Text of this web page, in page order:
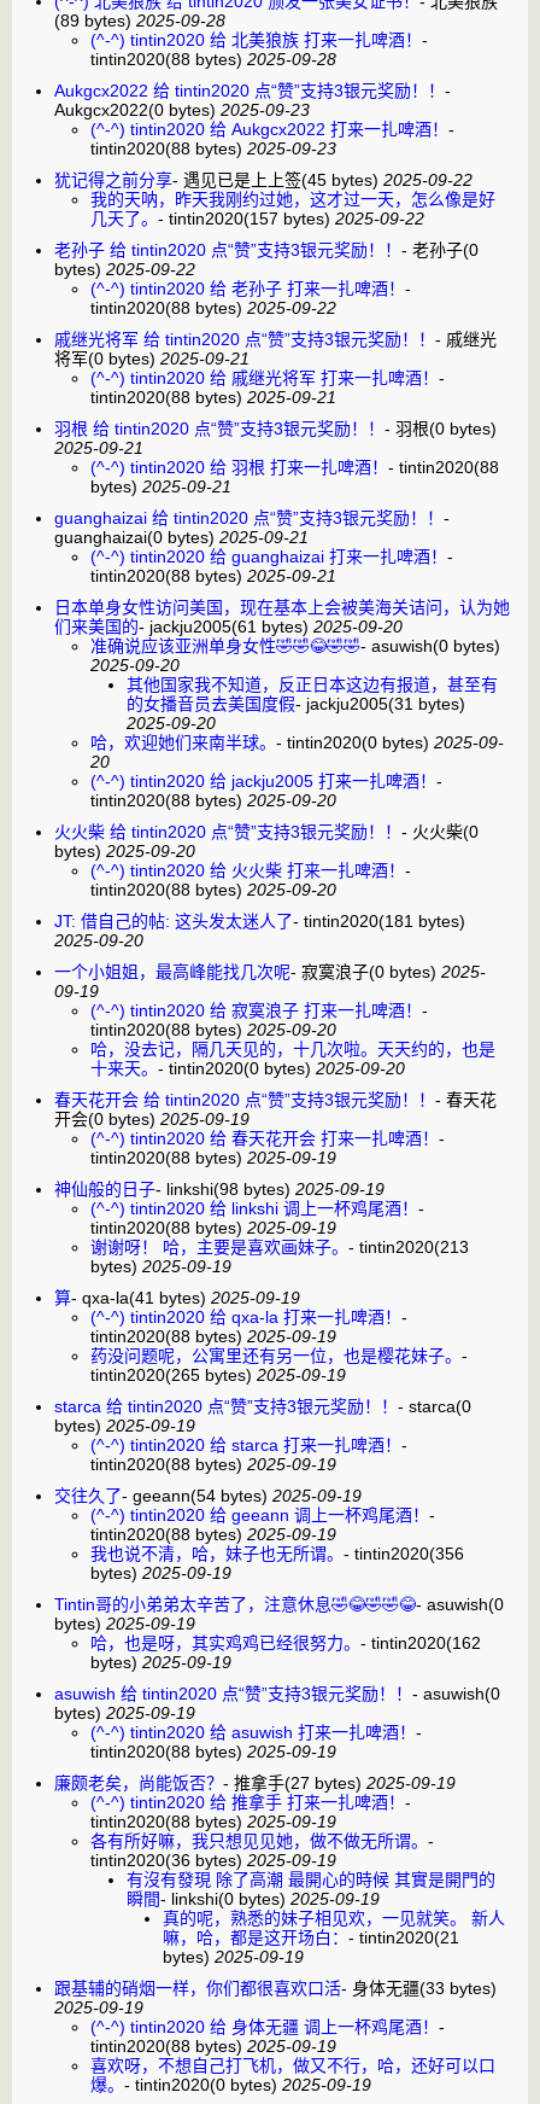
(89 bytes) 2025-09-28
(^-^) tintin2020 给 北美狼族 打来一扎啤酒！ -
tintin2020(88 bytes) 2025-09-28
Aukgcx2022 给 tintin2020 点“赞”支持3银元奖励！！ -
Aukgcx2022(0 bytes) 2025-09-23
(^-^) tintin2020 给 Aukgcx2022 打来一扎啤酒！ -
tintin2020(88 bytes) 2025-09-23
犹记得之前分享- 遇见已是上上签(45 bytes) 2025-09-22
我的天呐，昨天我刚约过她，这才过一天，怎么像是好
几天了。 - tintin2020(157 bytes) 2025-09-22
老孙子 给 tintin2020 点“赞”支持3银元奖励！！ - 老孙子(0
bytes) 2025-09-22
(^-^) tintin2020 给 老孙子 打来一扎啤酒！ -
tintin2020(88 bytes) 2025-09-22
戚继光将军 给 tintin2020 点“赞”支持3银元奖励！！ - 戚继光
将军(0 bytes) 2025-09-21
(^-^) tintin2020 给 戚继光将军 打来一扎啤酒！ -
tintin2020(88 bytes) 2025-09-21
羽根 给 tintin2020 点“赞”支持3银元奖励！！ - 羽根(0 bytes)
2025-09-21
(^-^) tintin2020 给 羽根 打来一扎啤酒！ - tintin2020(88
bytes) 2025-09-21
guanghaizai 给 tintin2020 点“赞”支持3银元奖励！！ -
guanghaizai(0 bytes) 2025-09-21
(^-^) tintin2020 给 guanghaizai 打来一扎啤酒！ -
tintin2020(88 bytes) 2025-09-21
日本单身女性访问美国，现在基本上会被美海关诘问，认为她
们来美国的- jackju2005(61 bytes) 2025-09-20
准确说应该亚洲单身女性🤣🤣😂🤣🤣- asuwish(0 bytes)
2025-09-20
其他国家我不知道，反正日本这边有报道，甚至有
的女播音员去美国度假- jackju2005(31 bytes)
2025-09-20
哈，欢迎她们来南半球。 - tintin2020(0 bytes) 2025-09-
20
(^-^) tintin2020 给 jackju2005 打来一扎啤酒！ -
tintin2020(88 bytes) 2025-09-20
火火柴 给 tintin2020 点“赞”支持3银元奖励！！ - 火火柴(0
bytes) 2025-09-20
(^-^) tintin2020 给 火火柴 打来一扎啤酒！ -
tintin2020(88 bytes) 2025-09-20
JT: 借自己的帖: 这头发太迷人了- tintin2020(181 bytes)
2025-09-20
一个小姐姐，最高峰能找几次呢- 寂寞浪子(0 bytes) 2025-
09-19
(^-^) tintin2020 给 寂寞浪子 打来一扎啤酒！ -
tintin2020(88 bytes) 2025-09-20
哈，没去记，隔几天见的，十几次啦。天天约的，也是
十来天。 - tintin2020(0 bytes) 2025-09-20
春天花开会 给 tintin2020 点“赞”支持3银元奖励！！ - 春天花
开会(0 bytes) 2025-09-19
(^-^) tintin2020 给 春天花开会 打来一扎啤酒！ -
tintin2020(88 bytes) 2025-09-19
神仙般的日子- linkshi(98 bytes) 2025-09-19
(^-^) tintin2020 给 linkshi 调上一杯鸡尾酒！ -
tintin2020(88 bytes) 2025-09-19
谢谢呀！ 哈，主要是喜欢画妹子。 - tintin2020(213
bytes) 2025-09-19
算- qxa-la(41 bytes) 2025-09-19
(^-^) tintin2020 给 qxa-la 打来一扎啤酒！ -
tintin2020(88 bytes) 2025-09-19
药没问题呢，公寓里还有另一位，也是樱花妹子。 -
tintin2020(265 bytes) 2025-09-19
starca 给 tintin2020 点“赞”支持3银元奖励！！ - starca(0
bytes) 2025-09-19
(^-^) tintin2020 给 starca 打来一扎啤酒！ -
tintin2020(88 bytes) 2025-09-19
交往久了- geeann(54 bytes) 2025-09-19
(^-^) tintin2020 给 geeann 调上一杯鸡尾酒！ -
tintin2020(88 bytes) 2025-09-19
我也说不清，哈，妹子也无所谓。 - tintin2020(356
bytes) 2025-09-19
Tintin哥的小弟弟太辛苦了，注意休息🤣😂🤣🤣😂- asuwish(0
bytes) 2025-09-19
哈，也是呀，其实鸡鸡已经很努力。 - tintin2020(162
bytes) 2025-09-19
asuwish 给 tintin2020 点“赞”支持3银元奖励！！ - asuwish(0
bytes) 2025-09-19
(^-^) tintin2020 给 asuwish 打来一扎啤酒！ -
tintin2020(88 bytes) 2025-09-19
廉颇老矣，尚能饭否？ - 推拿手(27 bytes) 2025-09-19
(^-^) tintin2020 给 推拿手 打来一扎啤酒！ -
tintin2020(88 bytes) 2025-09-19
各有所好嘛，我只想见见她，做不做无所谓。 -
tintin2020(36 bytes) 2025-09-19
有沒有發現 除了高潮 最開心的時候 其實是開門的
瞬間- linkshi(0 bytes) 2025-09-19
真的呢，熟悉的妹子相见欢，一见就笑。 新人
嘛，哈，都是这开场白： - tintin2020(21
bytes) 2025-09-19
跟基辅的硝烟一样，你们都很喜欢口活- 身体无疆(33 bytes)
2025-09-19
(^-^) tintin2020 给 身体无疆 调上一杯鸡尾酒！ -
tintin2020(88 bytes) 2025-09-19
喜欢呀，不想自己打飞机，做又不行，哈，还好可以口
爆。 - tintin2020(0 bytes) 2025-09-19